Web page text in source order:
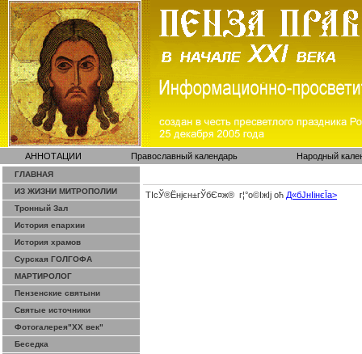
АННОТАЦИИ Православный календарь Народный
ГЛАВНАЯ
ИЗ ЖИЗНИ МИТРОПОЛИИ
Тронный Зал
История епархии
История храмов
Сурская ГОЛГОФА
МАРТИРОЛОГ
Пензенские святыни
Святые источники
Фотогалерея"ХХ век"
Беседка
ТІсЎ®Ёнјєн±­гЎ­бЄ¤ж® г¦°о©ІжІј оћ Д«бЈ­нІінєЇa>